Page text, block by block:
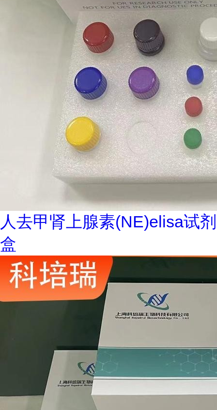
人去甲肾上腺素(NE)elisa试剂
盒